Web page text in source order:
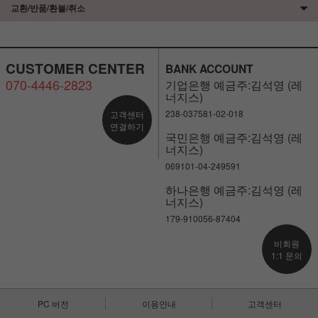
교환/반품/환불/취소
CUSTOMER CENTER
070-4446-2823
고객센터
연결하기
BANK ACCOUNT
기업은행 예금주:김석영 (레
너지스)
238-037581-02-018
국민은행 예금주:김석영 (레
너지스)
069101-04-249591
하나은행 예금주:김석영 (레
너지스)
179-910056-87404
비회원
1:1 문의
PC 버전 이용안내 고객센터